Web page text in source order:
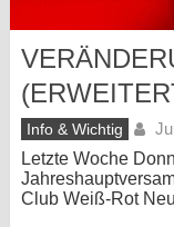
Info & Wichtig
Letzte Woche
Club Weiß-Rot